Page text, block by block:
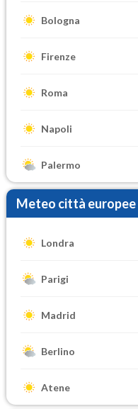
Bologna
Firenze
Roma
Napoli
Palermo
Meteo città europee
Londra
Parigi
Madrid
Berlino
Atene